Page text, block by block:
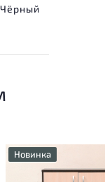
Новинка
У товара